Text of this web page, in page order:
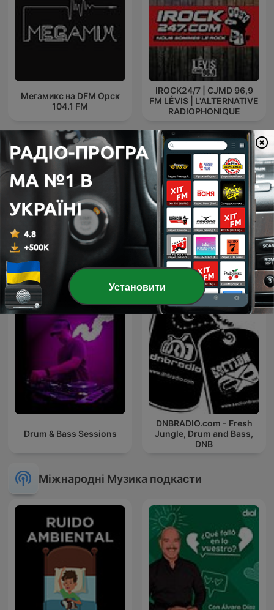
Мегамикс на DFM Орск
104.1 FM
IROCK24/7 | CJMD 96,9
FM LÉVIS | L'ALTERNATIVE
RADIOPHONIQUE
David Guetta Bassface (Drum & Bass)
Drum & Bass Sessions
DNBRADIO.com - Fresh
Jungle, Drum and Bass,
DNB
Міжнародні Музика подкасти
Установити